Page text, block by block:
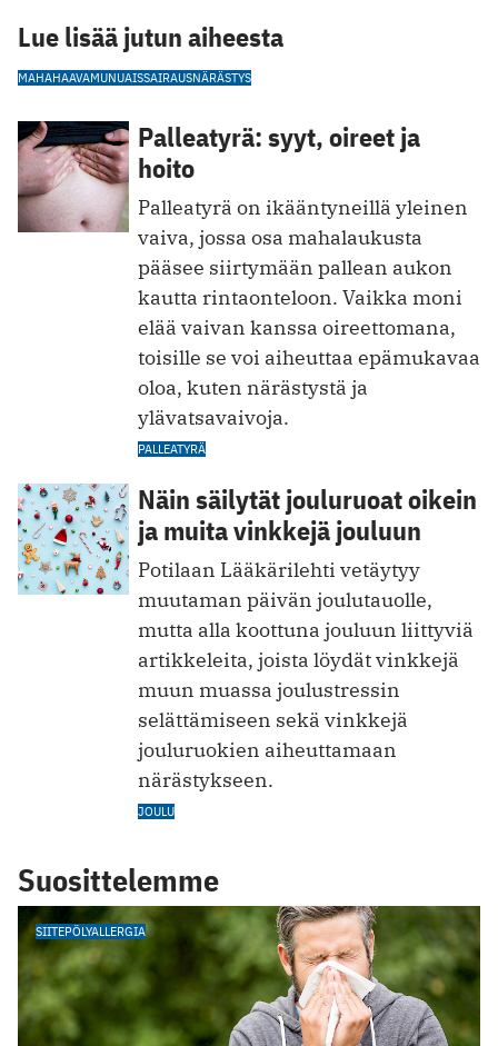
Lue lisää jutun aiheesta
MAHAHAAVAMUNUAISSAIRAUSNÄRÄSTYS
Palleatyrä: syyt, oireet ja
hoito
Palleatyrä on ikääntyneillä yleinen
vaiva, jossa osa mahalaukusta
pääsee siirtymään pallean aukon
kautta rintaonteloon. Vaikka moni
elää vaivan kanssa oireettomana,
toisille se voi aiheuttaa epämukavaa
oloa, kuten närästystä ja
ylävatsavaivoja.
PALLEATYRÄ
Näin säilytät jouluruoat oikein
ja muita vinkkejä jouluun
Potilaan Lääkärilehti vetäytyy
muutaman päivän joulutauolle,
mutta alla koottuna jouluun liittyviä
artikkeleita, joista löydät vinkkejä
muun muassa joulustressin
selättämiseen sekä vinkkejä
jouluruokien aiheuttamaan
närästykseen.
JOULU
Suosittelemme
SIITEPÖLYALLERGIA